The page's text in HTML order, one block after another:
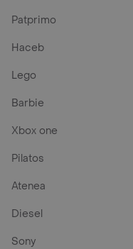
Patprimo
Haceb
Lego
Barbie
Xbox one
Pilatos
Atenea
Diesel
Sony